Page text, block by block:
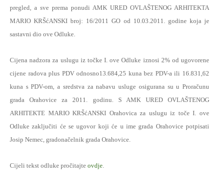
pregled, a sve prema ponudi AMK URED OVLAŠTENOG ARHITEKTA
MARIO KRŠćANSKI broj: 16/2011 GO od 10.03.2011. godine koja je
sastavni dio ove Odluke.
Cijena nadzora za uslugu iz točke I. ove Odluke iznosi 2% od ugovorene
cijene radova plus PDV odnosno13.684,25 kuna bez PDV-a ili 16.831,62
kuna s PDV-om, a sredstva za nabavu usluge osigurana su u Proračunu
grada Orahovice za 2011. godinu.
S AMK URED OVLAŠTENOG
ARHITEKTE MARIO KRŠćANSKI Orahovica za uslugu iz toče I. ove
Odluke zaključiti će se ugovor koji će u ime grada Orahovice potpisati
Josip Nemec, gradonačelnik grada Orahovice.
Cijeli tekst odluke pročitajte ovdje.